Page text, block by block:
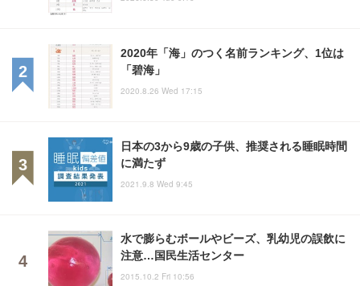
2020年「海」のつく名前ランキング、1位は
「碧海」
2020.8.26 Wed 17:15
日本の3から9歳の子供、推奨される睡眠時間
に満たず
2021.9.8 Wed 9:45
水で膨らむボールやビーズ、乳幼児の誤飲に
注意…国民生活センター
2015.10.2 Fri 10:56